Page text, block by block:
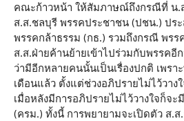
คณะก้าวหน้า ให้สัมภาษณ์ถึงกรณีที่ น.
ส.ส.ชลบุรี พรรคประชาชน (ปชน.) ปร
พรรคกล้าธรรม (กธ.) รวมถึงกรณี พรร
ส.ส.ฝ่ายค้านย้ายเข้าไปร่วมกับพรรคอี
ว่ามีอีกหลายคนนั้นเป็นเรื่องปกติ เพรา
เดือนแล้ว ตั้งแต่ช่วงอภิปรายไม่ไว้วาง
เมื่อหลังมีการอภิปรายไม่ไว้วางใจก็จ
(ครม.) ทั้งนี้ การพยายามจะเปิดตัว ส.